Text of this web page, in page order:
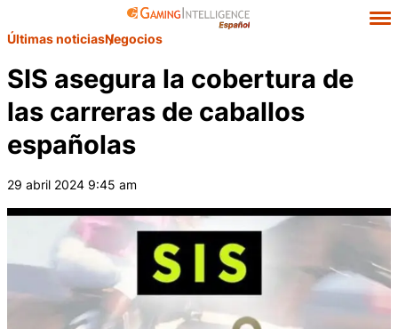
Últimas noticiasNegocios
SIS asegura la cobertura de
las carreras de caballos
españolas
29 abril 2024 9:45 am